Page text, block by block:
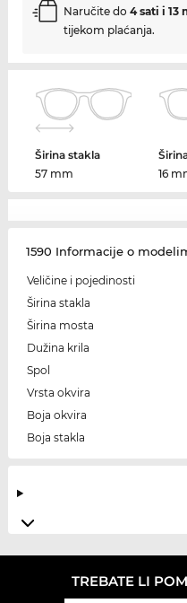
Naručite do 4 sati i 13
tijekom plaćanja.
Širina stakla
57 mm
16
1590 Informacije o
Veličine i pojedinosti
Širina stakla
Širina mosta
Dužina krila
Spol
Vrsta okvira
Boja okvira
Boja stakla
TREBATE LI